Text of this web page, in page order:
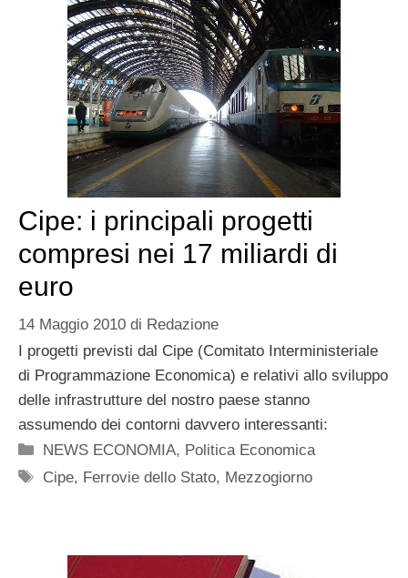
Cipe: i principali progetti
compresi nei 17 miliardi di
euro
14 Maggio 2010 di Redazione
I progetti previsti dal Cipe (Comitato Interministeriale
di Programmazione Economica) e relativi allo sviluppo
delle infrastrutture del nostro paese stanno
assumendo dei contorni davvero interessanti:
Categorie
NEWS ECONOMIA, Politica Economica
Tag
Cipe, Ferrovie dello Stato, Mezzogiorno